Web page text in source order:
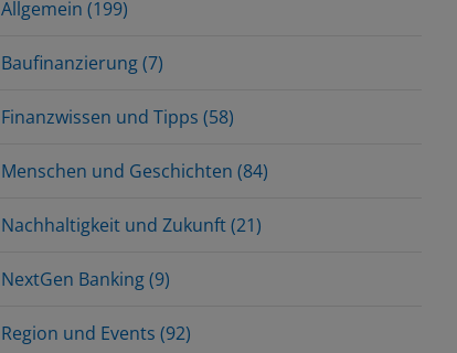
Allgemein (199)
Baufinanzierung (7)
Finanzwissen und Tipps (58)
Menschen und Geschichten (84)
Nachhaltigkeit und Zukunft (21)
NextGen Banking (9)
Region und Events (92)